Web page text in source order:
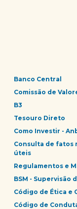
Banco Central
Comissão de
B3
Tesouro Direto
Como Investir -
Consulta de fatos
úteis
Regulamentos e
BSM - Supervisão
Código de Ética e
Código de